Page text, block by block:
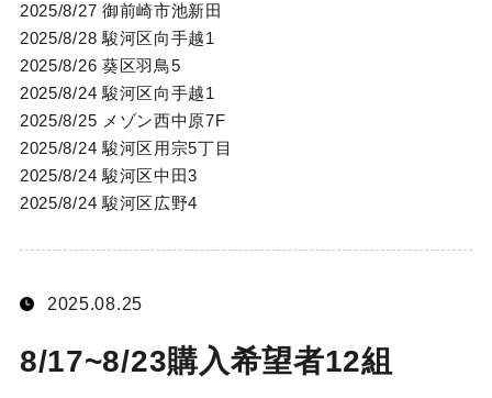
2025/8/27 御前崎市池新田
2025/8/28 駿河区向手越1
2025/8/26 葵区羽鳥5
2025/8/24 駿河区向手越1
2025/8/25 メゾン西中原7F
2025/8/24 駿河区用宗5丁目
2025/8/24 駿河区中田3
2025/8/24 駿河区広野4
2025.08.25
8/17~8/23購入希望者12組